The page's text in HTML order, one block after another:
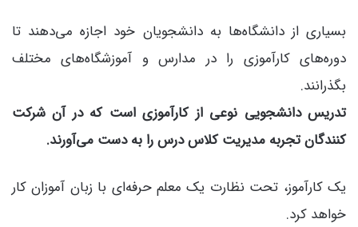
بسیاری از دانشگاه‌ها به دانشجویان خود اجازه می‌دهند تا
دوره‌های کارآموزی را در مدارس و آموزشگاه‌های مختلف
بگذرانند.
تدریس دانشجویی نوعی از کارآموزی است که در آن شرکت
کنندگان تجربه مدیریت کلاس درس را به دست می‌آورند.
یک کارآموز، تحت نظارت یک معلم حرفه‌ای با زبان آموزان کار
خواهد کرد.